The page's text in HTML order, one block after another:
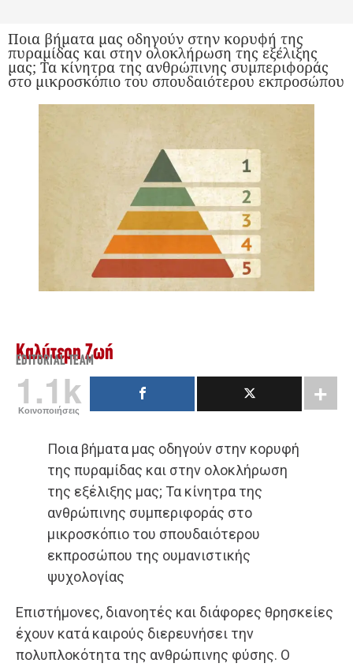
Ποια βήματα μας οδηγούν στην κορυφή της
πυραμίδας και στην ολοκλήρωση της εξέλιξης
μας; Τα κίνητρα της ανθρώπινης συμπεριφοράς
στο μικροσκόπιο του σπουδαιότερου εκπροσώπου
Καλύτερη Ζωή
EDITORIAL TEAM
1.1k
Κοινοποιήσεις
Ποια βήματα μας οδηγούν στην κορυφή
της πυραμίδας και στην ολοκλήρωση
της εξέλιξης μας; Τα κίνητρα της
ανθρώπινης συμπεριφοράς στο
μικροσκόπιο του σπουδαιότερου
εκπροσώπου της ουμανιστικής
ψυχολογίας
Επιστήμονες, διανοητές και διάφορες θρησκείες
έχουν κατά καιρούς διερευνήσει την
πολυπλοκότητα της ανθρώπινης φύσης. Ο